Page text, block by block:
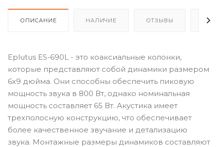
ОПИСАНИЕ НАЛИЧИЕ ОТЗЫВЫ
Eplutus ES-690L - это коаксиальные колонки,
которые представляют собой динамики размером
6х9 дюйма. Они способны обеспечить пиковую
мощность звука в 800 Вт, однако номинальная
мощность составляет 65 Вт. Акустика имеет
трехполосную конструкцию, что обеспечивает
более качественное звучание и детализацию
звука. Монтажные размеры динамиков составляют